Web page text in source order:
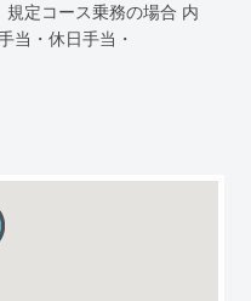
規定コース乗務の場合 内
外手当・休日手当・